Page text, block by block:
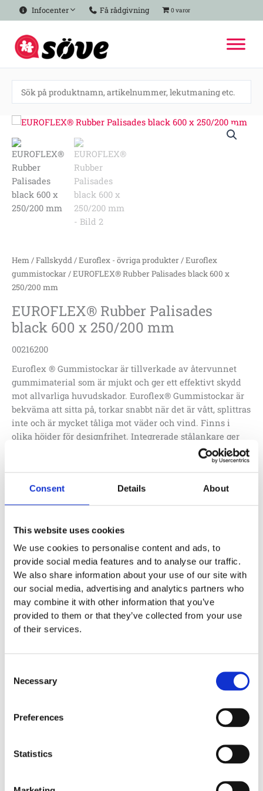
Consent Details About
This website uses cookies
We use cookies to personalise content and ads, to
provide social media features and to analyse our traffic.
We also share information about your use of our site with
our social media, advertising and analytics partners who
may combine it with other information that you’ve
provided to them or that they’ve collected from your use
of their services.
Selection
Necessary
Preferences
Statistics
Hoppa
till
innehåll
Infocenter Få rådgivning 0 varor
Hem/Fallskydd/Euroflex - övriga produkter/Euroflex
gummistockar/ EUROFLEX® Rubber Palisades black 600 x
250/200 mm
EUROFLEX® Rubber Palisades
black 600 x 250/200 mm
00216200
Euroflex ® Gummistockar är tillverkade av återvunnet
gummimaterial som är mjukt och ger ett effektivt skydd
mot allvarliga huvudskador. Euroflex® Gummistockar är
bekväma att sitta på, torkar snabbt när det är vått, splittras
inte och är mycket tåliga mot väder och vind. Finns i
olika höjder för designfrihet. Integrerade stålankare ger
säker montering, tillåter utnyttjande av full höjd.
1 520:-
EUROFLEX®
Rubber
Palisades
black
600
x
250/200
Lägg till i offertförfrågan
Skötsel
Garantivillkor
Produktens utseende kan avvika mot de bilder som visas
på hemsidan.
Mer information om produkten, klicka här